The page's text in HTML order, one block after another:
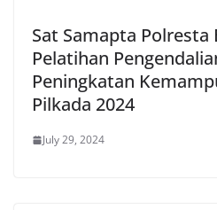
Sat Samapta Polresta
Pelatihan
Peningkatan
Pilkada 2024
July 29, 2024